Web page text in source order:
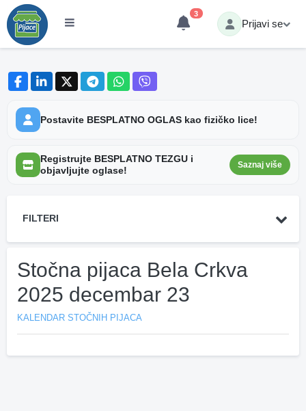
3
Prijavi se
Postavite BESPLATNO OGLAS kao fizičko lice!
Registrujte BESPLATNO TEZGU i
objavljujte oglase!
Saznaj više
FILTERI
Stočna pijaca Bela Crkva
2025 decembar 23
KALENDAR STOČNIH PIJACA